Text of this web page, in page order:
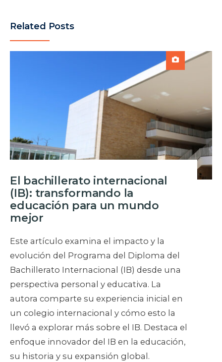
Related Posts
El bachillerato internacional
(IB): transformando la
educación para un mundo
mejor
Este artículo examina el impacto y la
evolución del Programa del Diploma del
Bachillerato Internacional (IB) desde una
perspectiva personal y educativa. La
autora comparte su experiencia inicial en
un colegio internacional y cómo esto la
llevó a explorar más sobre el IB. Destaca el
enfoque innovador del IB en la educación,
su historia y su expansión global.